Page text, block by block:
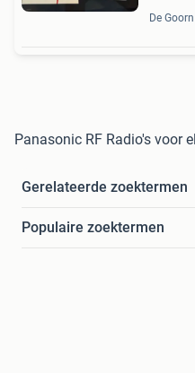
De Goorn
Panasonic RF Radio's voor
Gerelateerde zoektermen
Populaire zoektermen